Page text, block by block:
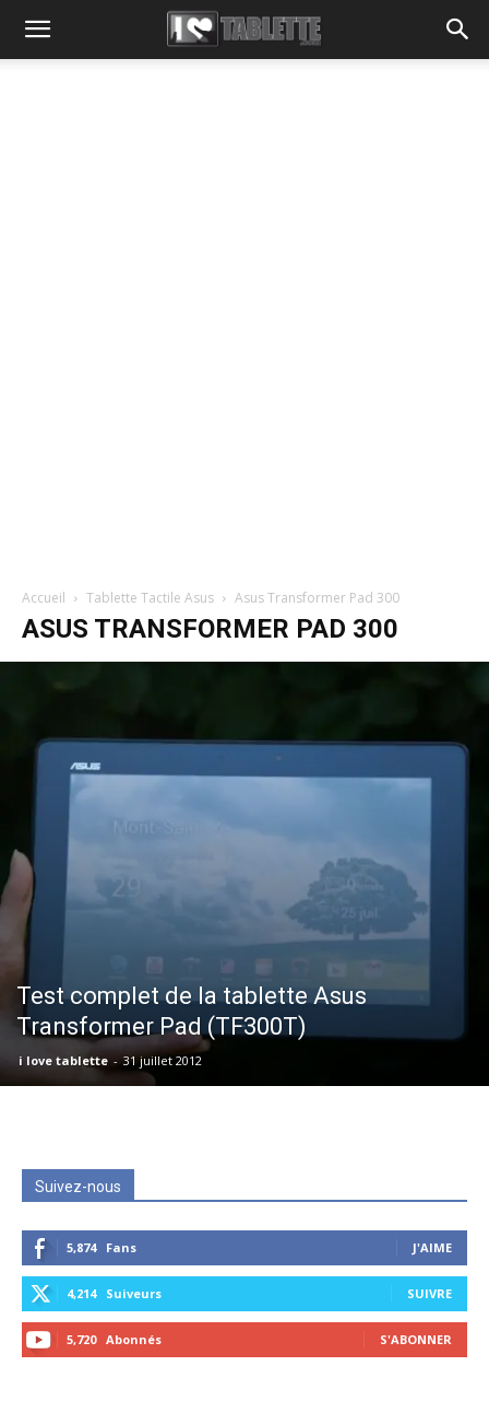
Accueil Tablette Tactile Asus Asus Transformer Pad 300
ASUS TRANSFORMER PAD 300
Test complet de la tablette Asus
Transformer Pad (TF300T)
i love tablette - 31 juillet 2012
Suivez-nous
5,874 Fans J'AIME
4,214 Suiveurs SUIVRE
5,720 Abonnés S'ABONNER